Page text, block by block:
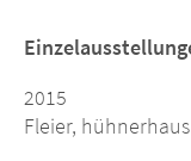
2015
Fleier,